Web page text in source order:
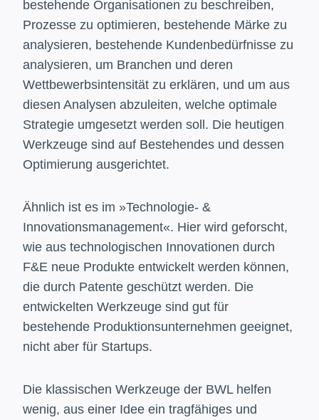
bestehende Organisationen zu beschreiben,
Prozesse zu optimieren, bestehende Märke zu
analysieren, bestehende Kundenbedürfnisse zu
analysieren, um Branchen und deren
Wettbewerbsintensität zu erklären, und um aus
diesen Analysen abzuleiten, welche optimale
Strategie umgesetzt werden soll. Die heutigen
Werkzeuge sind auf Bestehendes und dessen
Optimierung ausgerichtet.
Ähnlich ist es im »Technologie- &
Innovationsmanagement«. Hier wird geforscht,
wie aus technologischen Innovationen durch
F&E neue Produkte entwickelt werden können,
die durch Patente geschützt werden. Die
entwickelten Werkzeuge sind gut für
bestehende Produktionsunternehmen geeignet,
nicht aber für Startups.
Die klassischen Werkzeuge der BWL helfen
wenig, aus einer Idee ein tragfähiges und